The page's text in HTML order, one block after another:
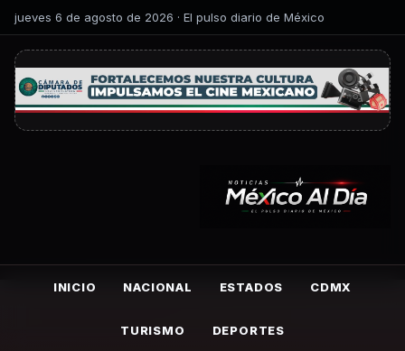
jueves 6 de agosto de 2026 · El pulso diario de México
INICIO NACIONAL ESTADOS CDMX
TURISMO DEPORTES